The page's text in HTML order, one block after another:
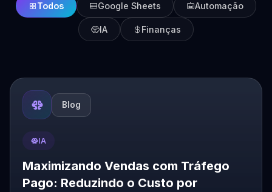
Todos Google Sheets Automação
IA Finanças
Blog
IA
Maximizando Vendas com Tráfego
Pago: Reduzindo o Custo por